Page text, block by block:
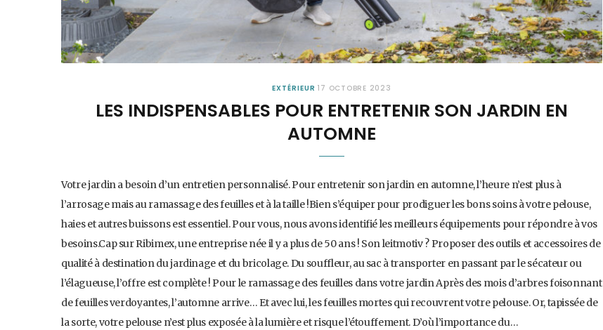
EXTÉRIEUR 17 OCTOBRE 2023
LES INDISPENSABLES POUR ENTRETENIR SON JARDIN EN
AUTOMNE
Votre jardin a besoin d’un entretien personnalisé. Pour entretenir son jardin en automne, l’heure n’est plus à
l’arrosage mais au ramassage des feuilles et à la taille !Bien s’équiper pour prodiguer les bons soins à votre pelouse,
haies et autres buissons est essentiel. Pour vous, nous avons identifié les meilleurs équipements pour répondre à vos
besoins.Cap sur Ribimex, une entreprise née il y a plus de 50 ans ! Son leitmotiv ? Proposer des outils et accessoires de
qualité à destination du jardinage et du bricolage. Du souffleur, au sac à transporter en passant par le sécateur ou
l’élagueuse, l’offre est complète ! Pour le ramassage des feuilles dans votre jardin Après des mois d’arbres foisonnant
de feuilles verdoyantes, l’automne arrive… Et avec lui, les feuilles mortes qui recouvrent votre pelouse. Or, tapissée de
la sorte, votre pelouse n’est plus exposée à la lumière et risque l’étouffement. D’où l’importance du…